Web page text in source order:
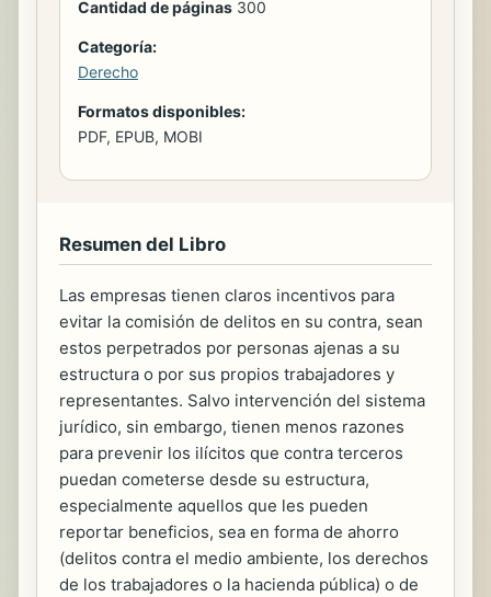
Cantidad de páginas 300
Categoría:
Derecho
Formatos disponibles:
PDF, EPUB, MOBI
Resumen del Libro
Las empresas tienen claros incentivos para
evitar la comisión de delitos en su contra, sean
estos perpetrados por personas ajenas a su
estructura o por sus propios trabajadores y
representantes. Salvo intervención del sistema
jurídico, sin embargo, tienen menos razones
para prevenir los ilícitos que contra terceros
puedan cometerse desde su estructura,
especialmente aquellos que les pueden
reportar beneficios, sea en forma de ahorro
(delitos contra el medio ambiente, los derechos
de los trabajadores o la hacienda pública) o de